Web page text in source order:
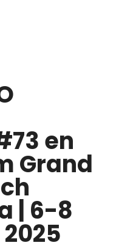
en
Grand
| 6-8